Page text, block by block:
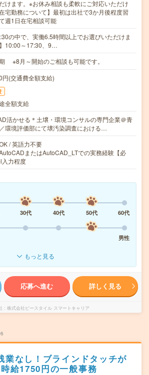
けます。※お休み相談も柔軟にご対応いただけ
宅勤務について】最初は出社で3か月後程度習
週1日在宅相談可能
の中で、実働6.5時間以上でお選びいただけま
10:00～17:30、9…
※8月～開始のご相談も可能です。
円(交通費全額支給)
全額支給
活かせる＊土壌・環境コンサルの専門企業＠青
環境評価部にて壌汚染調査における…
/ 英語力不要
AutoCADまたはAutoCAD_LTでの実務経験【必
入力程度
30代 40代 50代
60代
男性
もっと見る
応募へ進む 詳しく見る
株式会社ビースタイル スマートキャリア
業なし！ブラインドタッチが
給1750円の一般事務